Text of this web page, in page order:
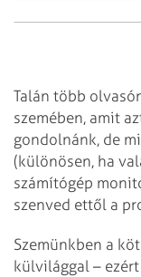
Talán több
szemében, amit
gondolnánk, de
(különösen, ha
számítógép
szenved ettől a
Szemünkben a
külvilággal –